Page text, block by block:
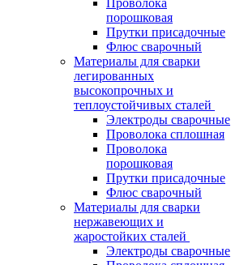
Проволока
порошковая
Прутки присадочные
Флюс сварочный
Материалы для сварки
легированных
высокопрочных и
теплоустойчивых сталей
Электроды сварочные
Проволока сплошная
Проволока
порошковая
Прутки присадочные
Флюс сварочный
Материалы для сварки
нержавеющих и
жаростойких сталей
Электроды сварочные